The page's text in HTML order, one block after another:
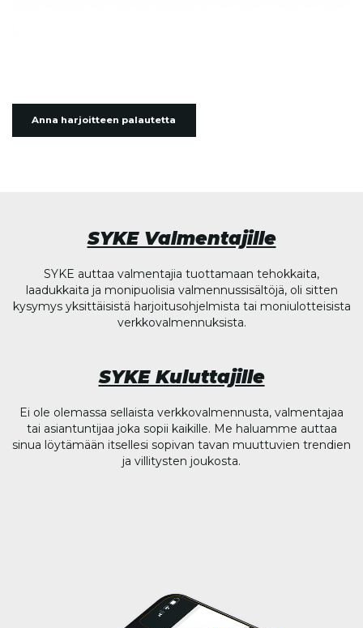
Anna harjoitteen palautetta
SYKE Valmentajille
SYKE auttaa valmentajia tuottamaan tehokkaita,
laadukkaita ja monipuolisia valmennussisältöjä, oli sitten
kysymys yksittäisistä harjoitusohjelmista tai moniulotteisista
verkkovalmennuksista.
SYKE Kuluttajille
Ei ole olemassa sellaista verkkovalmennusta, valmentajaa
tai asiantuntijaa joka sopii kaikille. Me haluamme auttaa
sinua löytämään itsellesi sopivan tavan muuttuvien trendien
ja villitysten joukosta.